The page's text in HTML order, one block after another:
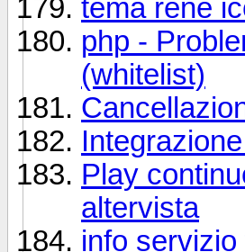
tema rene
php -
(whitelist)
Play
altervista
info